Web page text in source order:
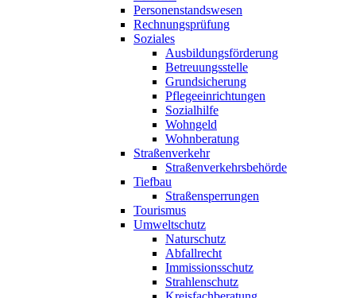
Personenstandswesen
Rechnungsprüfung
Soziales
Ausbildungsförderung
Betreuungsstelle
Grundsicherung
Pflegeeinrichtungen
Sozialhilfe
Wohngeld
Wohnberatung
Straßenverkehr
Straßenverkehrsbehörde
Tiefbau
Straßensperrungen
Tourismus
Umweltschutz
Naturschutz
Abfallrecht
Immissionsschutz
Strahlenschutz